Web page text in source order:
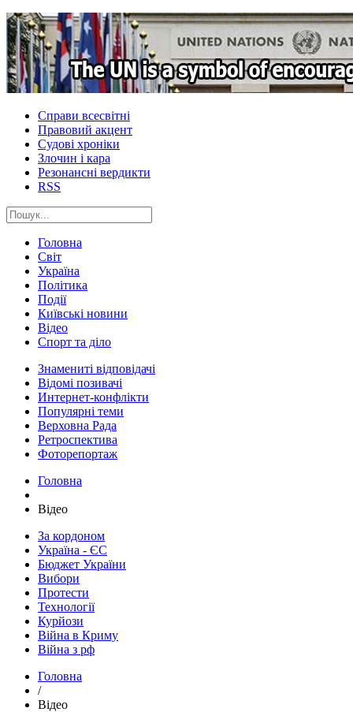
Справи всесвітні
Правовий акцент
Судові хроніки
Злочин і кара
Резонансні вердикти
RSS
Головна
Світ
Україна
Політика
Події
Київські новини
Відео
Спорт та діло
Знамениті відповідачі
Відомі позивачі
Интернет-конфлікти
Популярні теми
Верховна Рада
Ретроспектива
Фоторепортаж
Головна
Відео
За кордоном
Україна - ЄС
Бюджет України
Вибори
Протести
Технології
Курйози
Війна в Криму
Війна з рф
Головна
/
Відео